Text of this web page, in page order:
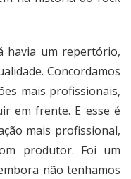
havia um repertório,
Concordamos
mais profissionais,
em frente. E esse é
mais profissional,
produtor. Foi um
não tenhamos